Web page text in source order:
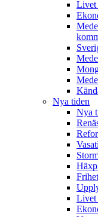
Livet
Nya tiden
Nya
Livet